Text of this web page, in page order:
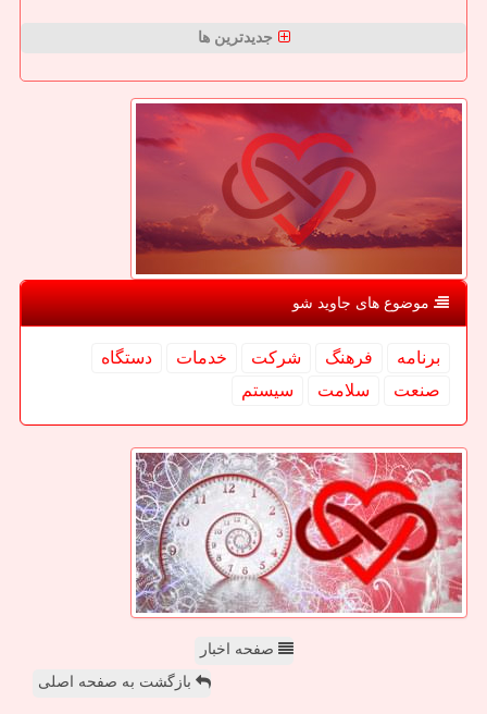
جدیدترین ها
موضوع های جاوید شو
برنامه فرهنگ شركت خدمات
دستگاه
صنعت
سلامت سیستم
صفحه اخبار
بازگشت به صفحه اصلی